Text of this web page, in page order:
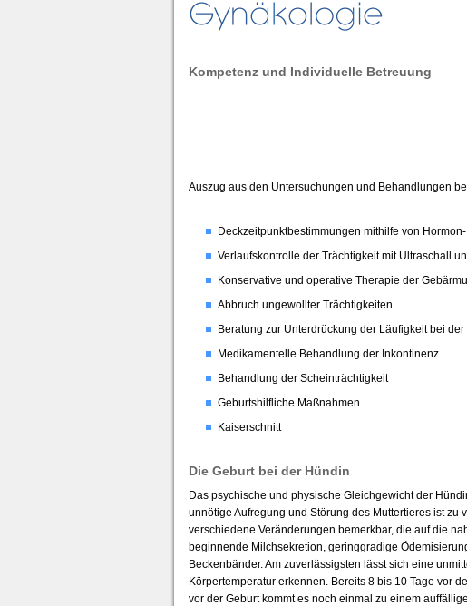
Kompetenz und Individuelle Betreuung
Auszug aus den Untersuchungen und Behandlungen
Deckzeitpunktbestimmungen mithilfe von
Verlaufskontrolle der Trächtigkeit mit Ultraschall
Konservative und operative Therapie der
Abbruch ungewollter Trächtigkeiten
Beratung zur Unterdrückung der Läufigkeit bei der
Medikamentelle Behandlung der Inkontinenz
Behandlung der Scheinträchtigkeit
Geburtshilfliche Maßnahmen
Kaiserschnitt
Die Geburt bei der Hündin
Das psychische und physische Gleichgewicht der
unnötige Aufregung und Störung des Muttertieres ist
verschiedene Veränderungen bemerkbar, die auf die
beginnende Milchsekretion, geringgradige
Beckenbänder. Am zuverlässigsten lässt sich eine
Körpertemperatur erkennen. Bereits 8 bis 10 Tage vor
vor der Geburt kommt es noch einmal zu einem